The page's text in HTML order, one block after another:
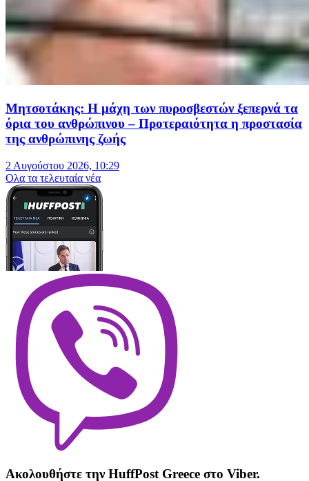
Μητσοτάκης: Η μάχη των πυροσβεστών ξεπερνά τα
όρια του ανθρώπινου – Προτεραιότητα η προστασία
της ανθρώπινης ζωής
2 Αυγούστου 2026, 10:29
Oλα τα τελευταία νέα
Ακολουθήστε την HuffPost Greece στο Viber.